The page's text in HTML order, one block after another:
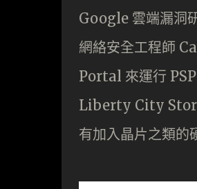
Google 雲端漏洞
網絡安全工程師
Portal 來運行
Liberty City Story
有加入晶片之類的